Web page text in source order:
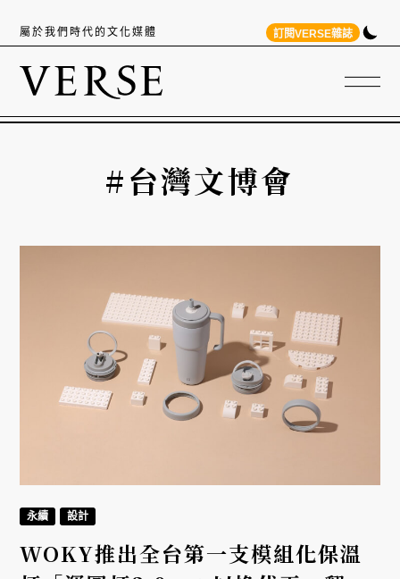
屬於我們時代的文化媒體 訂閱VERSE雜誌
#台灣文博會
永續 設計
WOKY推出全台第一支模組化保溫